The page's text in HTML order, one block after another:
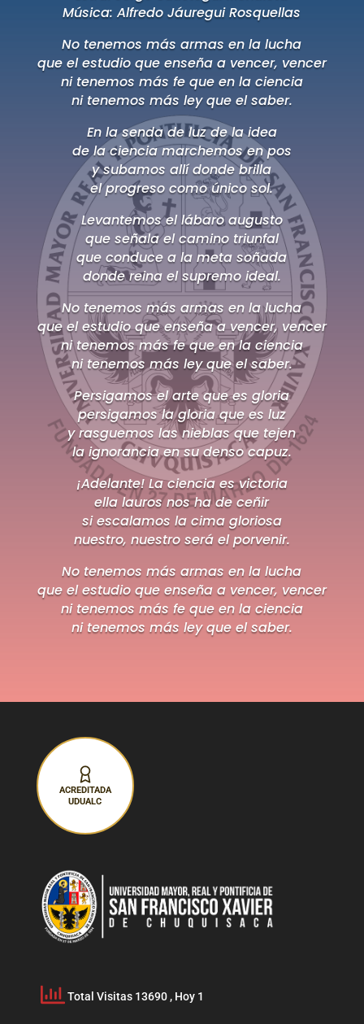
Música: Alfredo Jáuregui Rosquellas
No tenemos más armas en la lucha
que el estudio que enseña a vencer, vencer
ni tenemos más fe que en la ciencia
ni tenemos más ley que el saber.
En la senda de luz de la idea
de la ciencia marchemos en pos
y subamos allí donde brilla
el progreso como único sol.
Levantemos el lábaro augusto
que señala el camino triunfal
que conduce a la meta soñada
donde reina el supremo ideal.
No tenemos más armas en la lucha
que el estudio que enseña a vencer, vencer
ni tenemos más fe que en la ciencia
ni tenemos más ley que el saber.
Persigamos el arte que es gloria
persigamos la gloria que es luz
y rasguemos las nieblas que tejen
la ignorancia en su denso capuz.
¡Adelante! La ciencia es victoria
ella lauros nos ha de ceñir
si escalamos la cima gloriosa
nuestro, nuestro será el porvenir.
No tenemos más armas en la lucha
que el estudio que enseña a vencer, vencer
ni tenemos más fe que en la ciencia
ni tenemos más ley que el saber.
ACREDITADA
UDUALC
Total Visitas 13690 , Hoy 1